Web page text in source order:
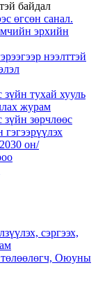
байдал
өгсөн санал.
эрхийн
нээлттэй
тухай хууль
журам
зөрчлөөс
гэгээрүүлэх
он/
сэргээх,
Оюуны